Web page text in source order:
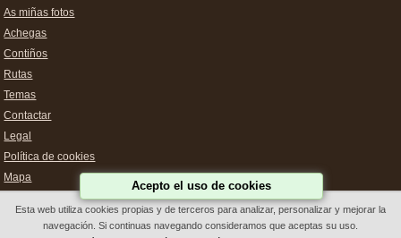
As miñas fotos
Achegas
Contiños
Rutas
Temas
Contactar
Legal
Política de cookies
Mapa
Deseño Web Galicia
Acepto el uso de cookies
Esta web utiliza cookies propias y de terceros para analizar, personalizar y mejorar la
navegación. Si continuas navegando consideramos que aceptas su uso.